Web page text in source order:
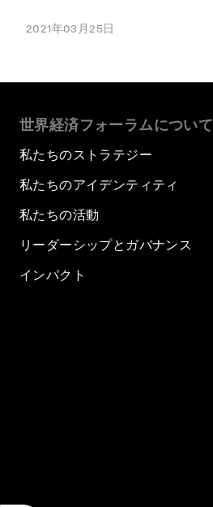
2021年03月25日
世界経済フォーラムについて
私たちのストラテジー
私たちのアイデンティティ
私たちの活動
リーダーシップとガバナンス
インパクト